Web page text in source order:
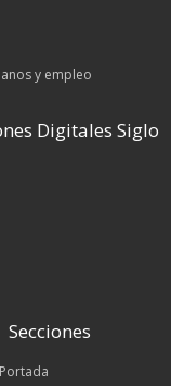
y empleo
Digitales Siglo
Secciones
Portada